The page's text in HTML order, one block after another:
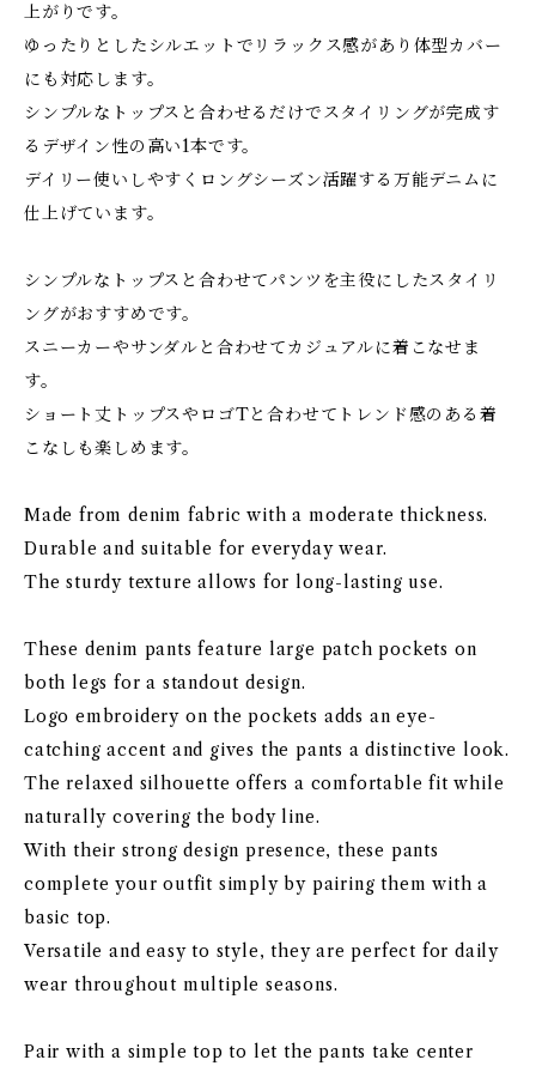
上がりです。
ゆったりとしたシルエットでリラックス感があり体型カバー
にも対応します。
シンプルなトップスと合わせるだけでスタイリングが完成す
るデザイン性の高い1本です。
デイリー使いしやすくロングシーズン活躍する万能デニムに
仕上げています。
シンプルなトップスと合わせてパンツを主役にしたスタイリ
ングがおすすめです。
スニーカーやサンダルと合わせてカジュアルに着こなせま
す。
ショート丈トップスやロゴTと合わせてトレンド感のある着
こなしも楽しめます。
Made from denim fabric with a moderate thickness.
Durable and suitable for everyday wear.
The sturdy texture allows for long-lasting use.
These denim pants feature large patch pockets on
both legs for a standout design.
Logo embroidery on the pockets adds an eye-
catching accent and gives the pants a distinctive look.
The relaxed silhouette offers a comfortable fit while
naturally covering the body line.
With their strong design presence, these pants
complete your outfit simply by pairing them with a
basic top.
Versatile and easy to style, they are perfect for daily
wear throughout multiple seasons.
Pair with a simple top to let the pants take center